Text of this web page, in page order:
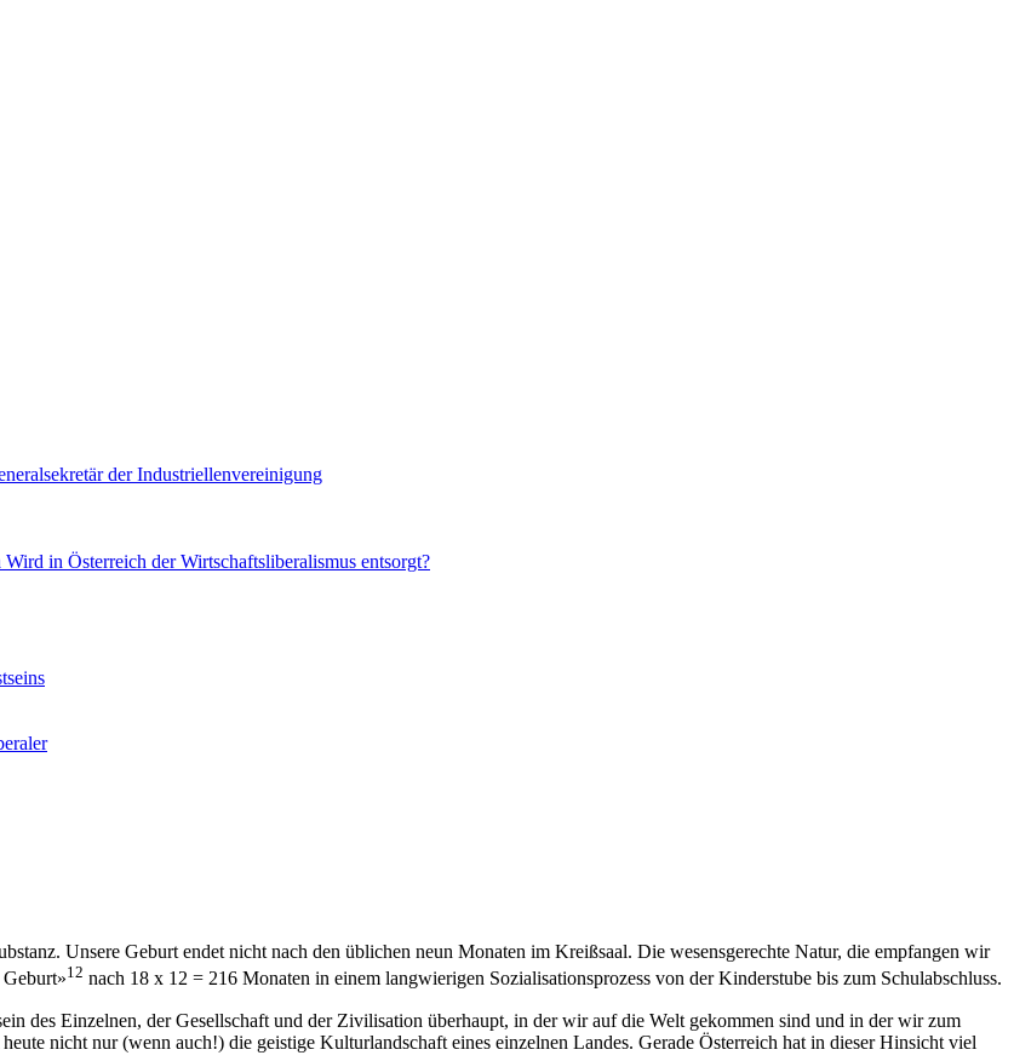
der Industriellenvereinigung
in Österreich der Wirtschaftsliberalismus entsorgt?
Unsere Geburt endet nicht nach den üblichen neun Monaten im Kreißsaal. Die wesensgerechte Natur, die empfangen wir
12 nach 18 x 12 = 216 Monaten in einem langwierigen Sozialisationsprozess von der Kinderstube bis zum Schulabschluss.
des Einzelnen, der Gesellschaft und der Zivilisation überhaupt, in der wir auf die Welt gekommen sind und in der wir zum
nicht nur (wenn auch!) die geistige Kulturlandschaft eines einzelnen Landes. Gerade Österreich hat in dieser Hinsicht viel